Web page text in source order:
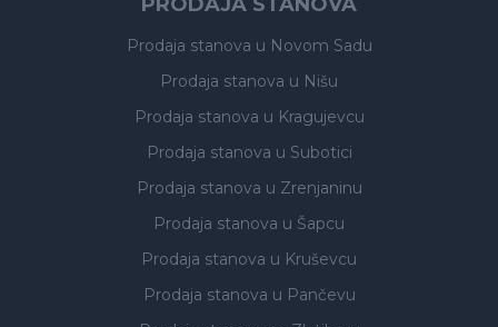
Prodaja stanova u Novom Sadu
Prodaja stanova u Nišu
Prodaja stanova u Kragujevcu
Prodaja stanova u Subotici
Prodaja stanova u Zrenjaninu
Prodaja stanova u Šapcu
Prodaja stanova u Kruševcu
Prodaja stanova u Pančevu